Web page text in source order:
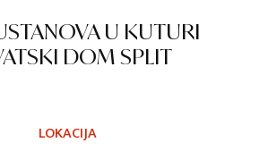
U KUTURI
DOM SPLIT
LOKACIJA